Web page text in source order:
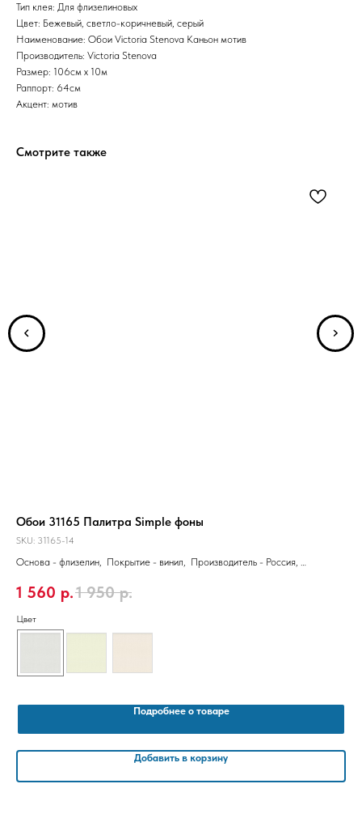
Тип клея: Для флизелиновых
Цвет: Бежевый, светло-коричневый, серый
Наименование: Обои Victoria Stenova Каньон мотив
Производитель: Victoria Stenova
Размер: 106см х 10м
Раппорт: 64см
Акцент: мотив
Смотрите также
Обои 31165 Палитра Simple фоны
SKU: 31165-14
Основа - флизелин, Покрытие - винил, Производитель - Россия,
1 560 р.1 950 р.
Цвет
Подробнее о товаре
Добавить в корзину